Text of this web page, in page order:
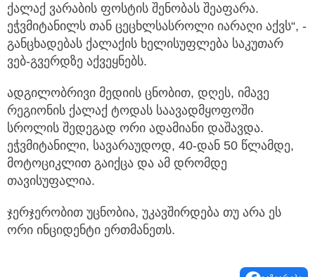
ქალაქ ვარაბის ფოსტის შენობას შეაფარა.
ეჭვმიტანილს თან ცეცხლსასროლი იარაღი აქვს“, -
განცხადებას ქალაქის ხელისუფლება საკუთარ
ვებ-გვერდზე აქვეყნებს.
ადგილობრივი მედიის ცნობით, დღეს, იმავე
რეგიონის ქალაქ ტოდას საავადმყოფოში
სროლის შედეგად ორი ადამიანი დაშავდა.
ეჭვმიტანილი, სავარაუდოდ, 40-დან 50 წლამდე,
მოტოციკლით გაიქცა და ამ დრომდე
თავისუფალია.
ჯერჯერობით უცნობია, უკავშირდება თუ არა ეს
ორი ინციდენტი ერთმანეთს.